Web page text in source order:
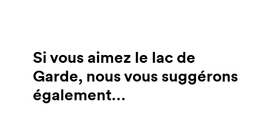
Si vous aimez le lac de
Garde, nous vous suggérons
également…